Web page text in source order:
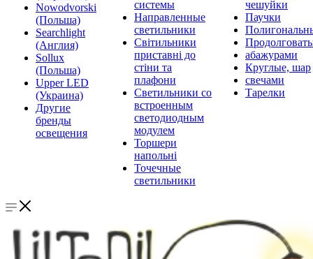
Nowodvorski
(Польша)
Searchlight
(Англия)
Sollux
(Польша)
Upper LED
(Украина)
Другие
бренды
освещения
системы
Направленные
светильники
Світильники
приставні до
стіни та
плафони
Светильники со
встроенным
светодиодным
модулем
Торшери
напольні
Точечные
светильники
чешуйки
Паучки
абажурами
Круглые, шар
свечами
Тарелки